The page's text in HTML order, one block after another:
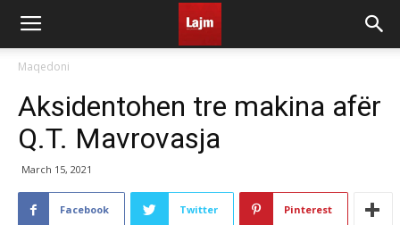
Maqedoni
Aksidentohen tre makina afër
Q.T. Mavrovasja
March 15, 2021
Facebook Twitter Pinterest